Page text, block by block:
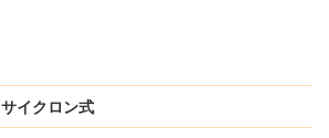
サイクロン式